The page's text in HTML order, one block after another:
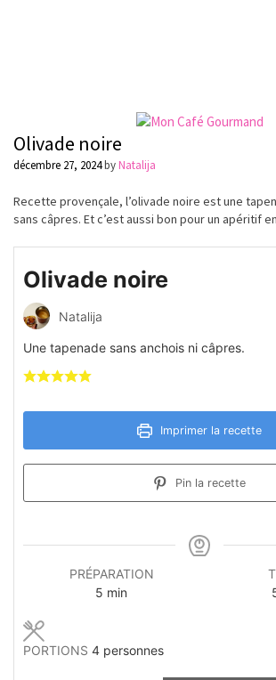
Olivade noire
décembre 27, 2024byNatalija
Recette provençale, l’olivade noire est une
sans câpres. Et c’est aussi bon pour un apéritif
Olivade noire
Natalija
Une tapenade sans anchois ni câpres.
Imprimer la recette
Pin la recette
PRÉPARATION
5 minutes
min
PORTIONS 4 personnes